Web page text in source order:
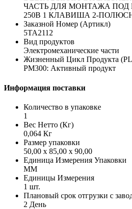
ЧАСТЬ ДЛЯ МОНТАЖА ПОД
250В 1 КЛАВИША 2-
Заказной Номер (Артикл)
5TA2112
Вид продуктов
Электромеханические части
Жизненный Цикл Продукта
PM300: Активный продукт
Информация поставки
Количество в упаковке
1
Вес Нетто (Кг)
0,064 Кг
Размер упаковки
50,00 x 85,00 x 90,00
Единица Измерения Упаковки
MM
Единицы Измерения
1 шт.
Плановый срок отгрузки с
2 День